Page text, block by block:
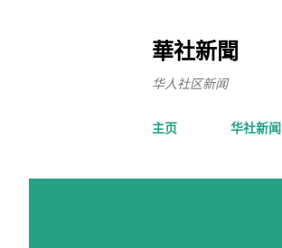
華社新聞
华人社区新闻
主页 华社新闻